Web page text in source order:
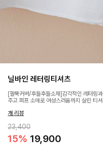
닐바인 레터링티셔츠
[팔뚝커버/후들후들소재]감각적인 레터링
주고 퍼프 소매로 여성스러움까지 살린 티
개 리뷰
23,400
15% 19,900